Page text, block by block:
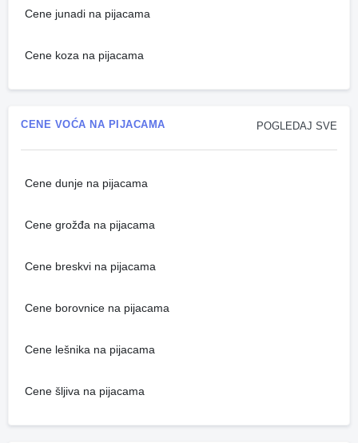
Cene junadi na pijacama
Cene koza na pijacama
POGLEDAJ SVE
CENE VOĆA NA PIJACAMA
Cene dunje na pijacama
Cene grožđa na pijacama
Cene breskvi na pijacama
Cene borovnice na pijacama
Cene lešnika na pijacama
Cene šljiva na pijacama